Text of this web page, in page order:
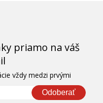
priamo na váš
vždy medzi prvými
Odoberať